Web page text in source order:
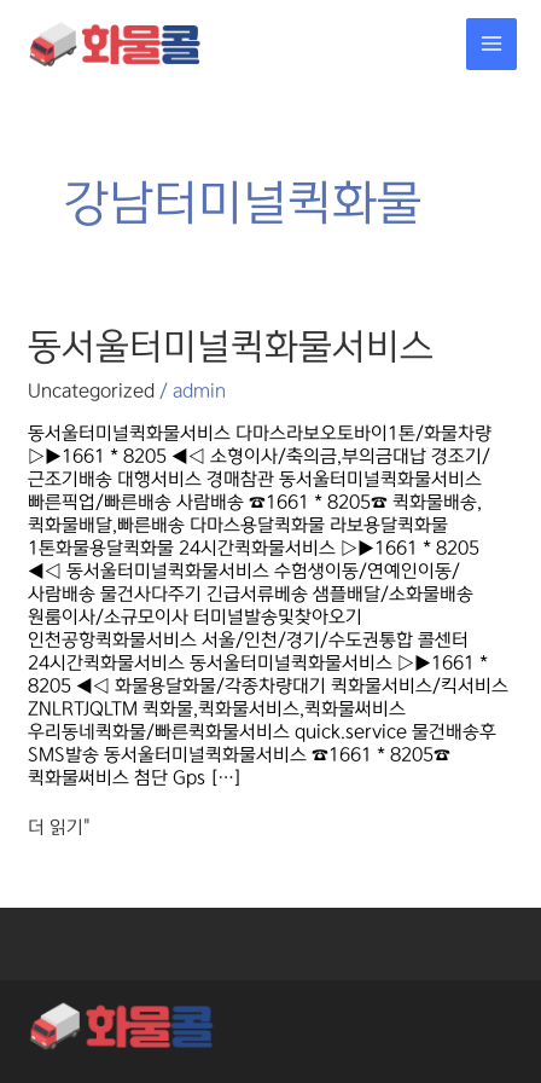
건너뛰기
강남터미널퀵화물
동서울터미널퀵화물서비스
Uncategorized /admin
동서울터미널퀵화물서비스 다마스라보오토바이1톤/화물차량
▷▶1661 * 8205 ◀◁ 소형이사/축의금,부의금대납 경조기/
근조기배송 대행서비스 경매참관 동서울터미널퀵화물서비스
빠른픽업/빠른배송 사람배송 ☎1661 * 8205☎ 퀵화물배송,
퀵화물배달,빠른배송 다마스용달퀵화물 라보용달퀵화물
1톤화물용달퀵화물 24시간퀵화물서비스 ▷▶1661 * 8205
◀◁ 동서울터미널퀵화물서비스 수험생이동/연예인이동/
사람배송 물건사다주기 긴급서류베송 샘플배달/소화물배송
원룸이사/소규모이사 터미널발송및찾아오기
인천공항퀵화물서비스 서울/인천/경기/수도권통합 콜센터
24시간퀵화물서비스 동서울터미널퀵화물서비스 ▷▶1661 *
8205 ◀◁ 화물용달화물/각종차량대기 퀵화물서비스/킥서비스
ZNLRTJQLTM 퀵화물,퀵화물서비스,퀵화물써비스
우리동네퀵화물/빠른퀵화물서비스 quick.service 물건배송후
SMS발송 동서울터미널퀵화물서비스 ☎1661 * 8205☎
퀵화물써비스 첨단 Gps […]
동서울터미널퀵화물서비스
더 읽기"